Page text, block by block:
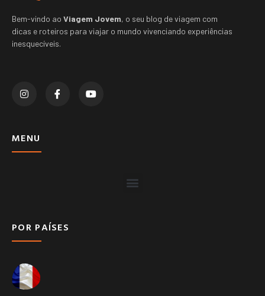
Bem-vindo ao Viagem Jovem, o seu blog de viagem com
dicas e roteiros para viajar o mundo vivenciando experiências
inesquecíveis.
MENU
POR PAÍSES